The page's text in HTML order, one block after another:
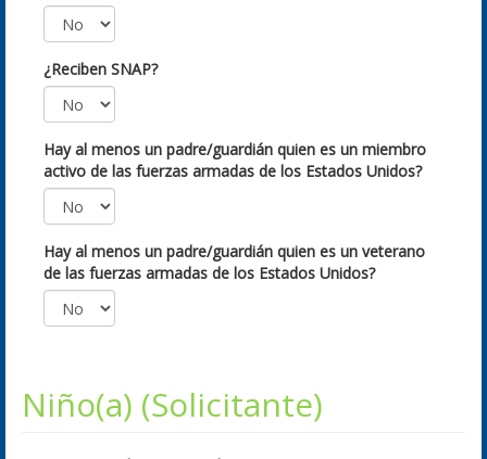
¿Reciben SNAP?
Hay al menos un padre/guardián quien es un miembro
activo de las fuerzas armadas de los Estados Unidos?
Hay al menos un padre/guardián quien es un veterano
de las fuerzas armadas de los Estados Unidos?
Niño(a) (Solicitante)